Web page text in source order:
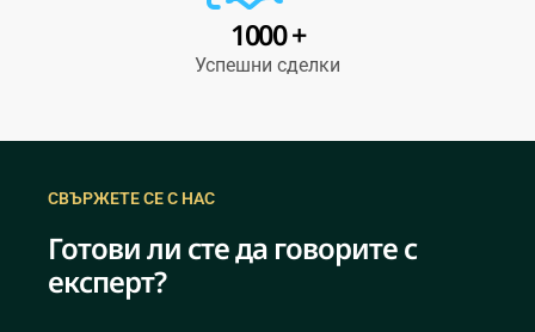
1000 +
Успешни сделки
СВЪРЖЕТЕ СЕ С НАС
Готови ли сте да говорите с
експерт?